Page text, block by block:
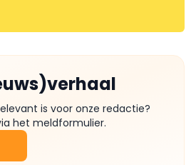
is voor onze redactie?
het meldformulier.